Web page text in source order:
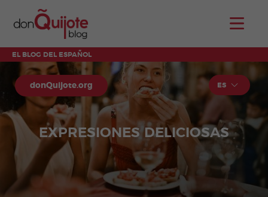
EL BLOG DEL ESPAÑOL
donQuijote.org ES
EXPRESIONES DELICIOSAS